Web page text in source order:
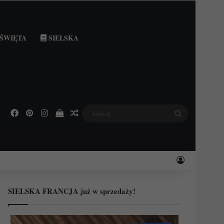
SIELSKA
Facebook
PinterestInstagramPodejrzyj swój koszyk
Losowy wpis
Zaloguj
SIELSKA FRANCJA już w sprzedaży!